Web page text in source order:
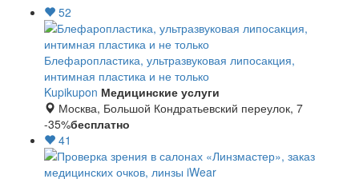
52
Блефаропластика, ультразвуковая липосакция,
интимная пластика и не только
Kupikupon Медицинские услуги
Москва, Большой Кондратьевский переулок, 7
-35%бесплатно
41